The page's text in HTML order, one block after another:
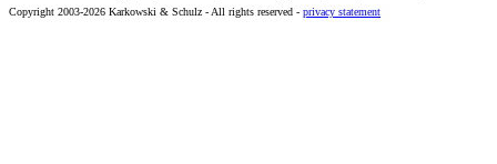
Copyright 2003-2026 Karkowski & Schulz - All rights reserved - privacy statement